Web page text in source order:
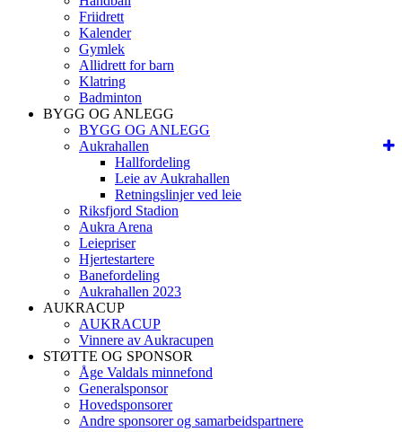
Friidrett
Kalender
Gymlek
Allidrett for barn
Klatring
Badminton
BYGG OG ANLEGG
BYGG OG ANLEGG
Aukrahallen
Hallfordeling
Leie av Aukrahallen
Retningslinjer ved leie
Riksfjord Stadion
Aukra Arena
Leiepriser
Hjertestartere
Banefordeling
Aukrahallen 2023
AUKRACUP
AUKRACUP
Vinnere av Aukracupen
STØTTE OG SPONSOR
Åge Valdals minnefond
Generalsponsor
Hovedsponsorer
Andre sponsorer og samarbeidspartnere